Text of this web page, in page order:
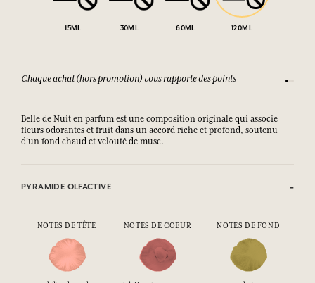
15ML 30ML 60ML 120ML
Chaque achat (hors promotion) vous rapporte des points
Belle de Nuit en parfum est une composition originale qui associe
fleurs odorantes et fruit dans un accord riche et profond, soutenu
d’un fond chaud et velouté de musc.
PYRAMIDE OLFACTIVE
NOTES DE TÊTE NOTES DE COEUR NOTES DE FOND